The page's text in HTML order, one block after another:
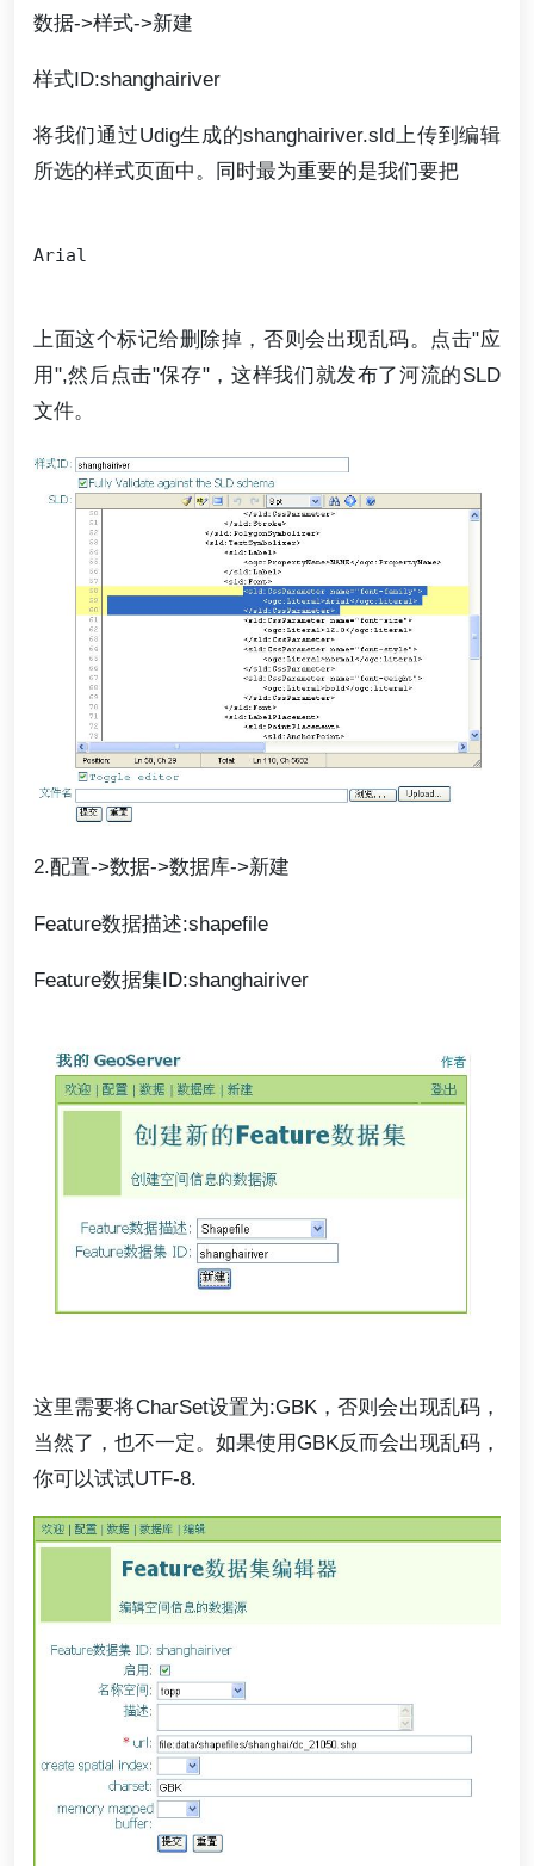
数据->样式->新建
样式ID:shanghairiver
将我们通过Udig生成的shanghairiver.sld上传到编辑
所选的样式页面中。同时最为重要的是我们要把
Arial
上面这个标记给删除掉，否则会出现乱码。点击"应
用",然后点击"保存"，这样我们就发布了河流的SLD
文件。
2.配置->数据->数据库->新建
Feature数据描述:shapefile
Feature数据集ID:shanghairiver
这里需要将CharSet设置为:GBK，否则会出现乱码，
当然了，也不一定。如果使用GBK反而会出现乱码，
你可以试试UTF-8.